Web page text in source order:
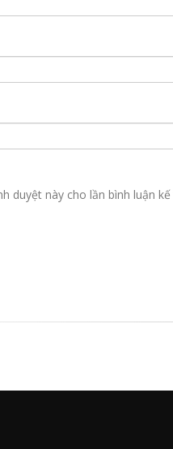
duyệt này cho lần bình luận